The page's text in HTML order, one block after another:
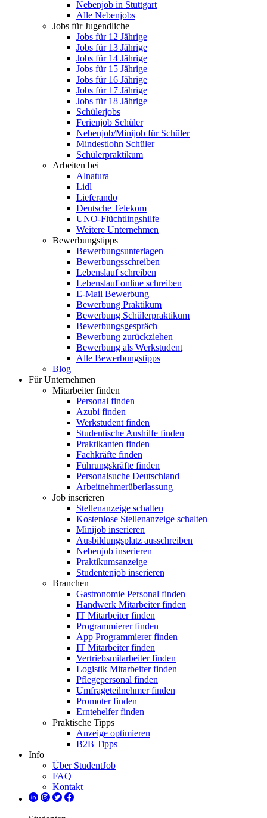
Nebenjob in Stuttgart
Alle Nebenjobs
Jobs für Jugendliche
Jobs für 12 Jährige
Jobs für 13 Jährige
Jobs für 14 Jährige
Jobs für 15 Jährige
Jobs für 16 Jährige
Jobs für 17 Jährige
Jobs für 18 Jährige
Schülerjobs
Ferienjob Schüler
Nebenjob/Minijob für Schüler
Mindestlohn Schüler
Schülerpraktikum
Arbeiten bei
Alnatura
Lidl
Lieferando
Deutsche Telekom
UNO-Flüchtlingshilfe
Weitere Unternehmen
Bewerbungstipps
Bewerbungsunterlagen
Bewerbungsschreiben
Lebenslauf schreiben
Lebenslauf online schreiben
E-Mail Bewerbung
Bewerbung Praktikum
Bewerbung Schülerpraktikum
Bewerbungsgespräch
Bewerbung zurückziehen
Bewerbung als Werkstudent
Alle Bewerbungstipps
Blog
Für Unternehmen
Mitarbeiter finden
Personal finden
Azubi finden
Werkstudent finden
Studentische Aushilfe finden
Praktikanten finden
Fachkräfte finden
Führungskräfte finden
Personalsuche Deutschland
Arbeitnehmerüberlassung
Job inserieren
Stellenanzeige schalten
Kostenlose Stellenanzeige schalten
Minijob inserieren
Ausbildungsplatz ausschreiben
Nebenjob inserieren
Praktikumsanzeige
Studentenjob inserieren
Branchen
Gastronomie Personal finden
Handwerk Mitarbeiter finden
IT Mitarbeiter finden
Programmierer finden
App Programmierer finden
IT Mitarbeiter finden
Vertriebsmitarbeiter finden
Logistik Mitarbeiter finden
Pflegepersonal finden
Umfrageteilnehmer finden
Promoter finden
Erntehelfer finden
Praktische Tipps
Anzeige optimieren
B2B Tipps
Info
Über StudentJob
FAQ
Kontakt